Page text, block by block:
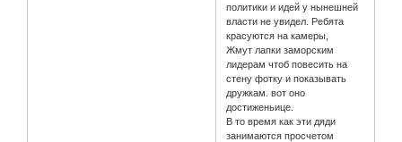
политики и идей у нынешней
власти не увидел. Ребята
красуются на камеры,
Жмут лапки заморским
лидерам чтоб повесить на
стену фотку и показывать
дружкам. вот оно
достиженьице.
В то время как эти дяди
занимаются просчетом